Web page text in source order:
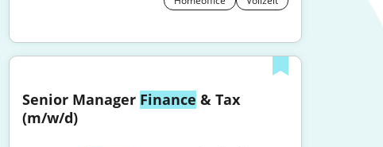
Senior Manager Finance & Tax
(m/w/d)